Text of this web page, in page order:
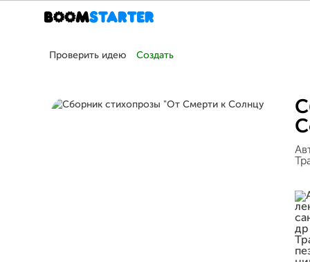
Проверить идею Создать